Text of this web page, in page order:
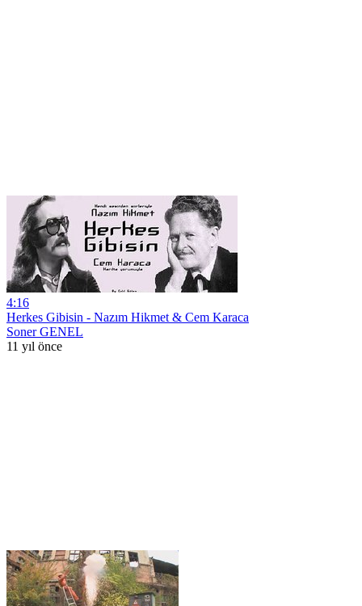
4:16
Herkes Gibisin - Nazım Hikmet & Cem Karaca
Soner GENEL
11 yıl önce